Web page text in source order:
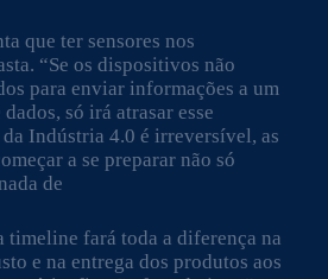
que ter sensores nos
“Se os dispositivos não
para enviar informações a um
só irá atrasar esse
Indústria 4.0 é irreversível, as
a se preparar não só
de
timeline fará toda a diferença na
e na entrega dos produtos aos